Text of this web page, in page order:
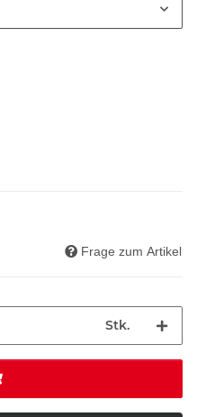
Frage zum Artikel
Stk.